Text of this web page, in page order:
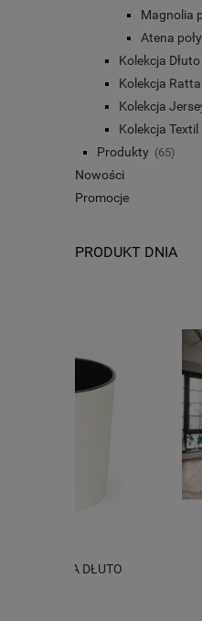
Magnolia
Atena
Kolekcja Dłuto
Kolekcja
Kolekcja
Kolekcja Textil
Produkty (65)
Nowości
Promocje
PRODUKT DNIA